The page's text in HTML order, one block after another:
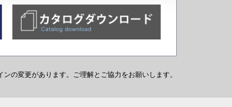
の変更があります。ご理解とご協力をお願いします。